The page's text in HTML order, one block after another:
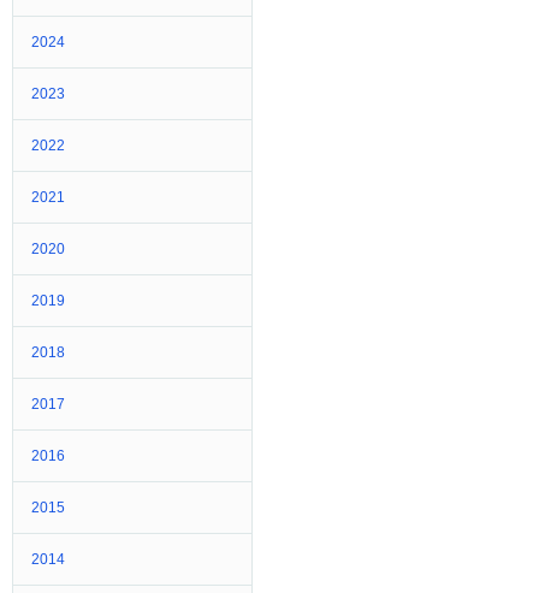
2024
2023
2022
2021
2020
2019
2018
2017
2016
2015
2014